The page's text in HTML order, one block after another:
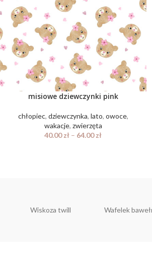
misiowe dziewczynki pink
chłopiec, dziewczynka, lato, owoce,
wakacje, zwierzęta
40.00zł – 64.00zł
Wiskoza twill Wafelek